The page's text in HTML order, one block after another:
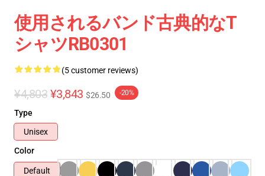
使用されるバンド古典的なT
シャツRB0301
(5 customer reviews)
¥4,803 ¥3,843 $26.50 -20%
Type
Unisex
Color
Default